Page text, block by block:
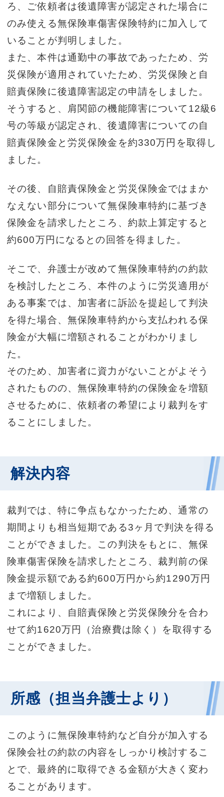
ろ、ご依頼者は後遺障害が認定された場合に
のみ使える無保険車傷害保険特約に加入して
いることが判明しました。
また、本件は通勤中の事故であったため、労
災保険が適用されていたため、労災保険と自
賠責保険に後遺障害認定の申請をしました。
そうすると、肩関節の機能障害について12級6
号の等級が認定され、後遺障害についての自
賠責保険金と労災保険金を約330万円を取得し
ました。
その後、自賠責保険金と労災保険金ではまか
なえない部分について無保険車特約に基づき
保険金を請求したところ、約款上算定すると
約600万円になるとの回答を得ました。
そこで、弁護士が改めて無保険車特約の約款
を検討したところ、本件のように労災適用が
ある事案では、加害者に訴訟を提起して判決
を得た場合、無保険車特約から支払われる保
険金が大幅に増額されることがわかりまし
た。
そのため、加害者に資力がないことがよそう
されたものの、無保険車特約の保険金を増額
させるために、依頼者の希望により裁判をす
ることにしました。
解決内容
裁判では、特に争点もなかったため、通常の
期間よりも相当短期である3ヶ月で判決を得る
ことができました。この判決をもとに、無保
険車傷害保険を請求したところ、裁判前の保
険金提示額である約600万円から約1290万円
まで増額しました。
これにより、自賠責保険と労災保険分を合わ
せて約1620万円（治療費は除く）を取得する
ことができました。
所感（担当弁護士より）
このように無保険車特約など自分が加入する
保険会社の約款の内容をしっかり検討するこ
とで、最終的に取得できる金額が大きく変わ
ることがあります。